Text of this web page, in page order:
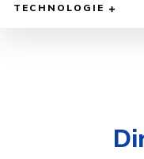
TECHNOLOGIE